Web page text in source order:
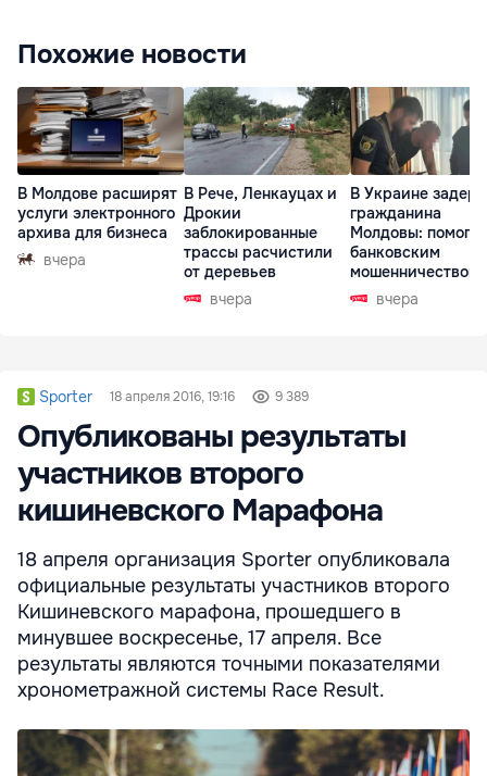
Похожие новости
В Молдове расширят
услуги электронного
архива для бизнеса
вчера
В Рече, Ленкауцах и
Дрокии
заблокированные
трассы расчистили
от деревьев
вчера
В Украине
гражданина
Молдовы:
банковским
мошенничеством
Чехиивчера
Sporter 18 апреля 2016, 19:16 9 389
Опубликованы результаты
участников второго
кишиневского Марафона
18 апреля организация Sporter опубликовала
официальные результаты участников второго
Кишиневского марафона, прошедшего в
минувшее воскресенье, 17 апреля. Все
результаты являются точными показателями
хронометражной системы Race Result.